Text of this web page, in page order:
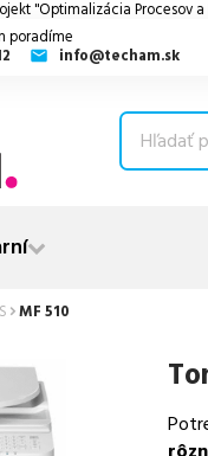
"Optimalizácia Procesov
poradíme
info@techam.sk
MF 510